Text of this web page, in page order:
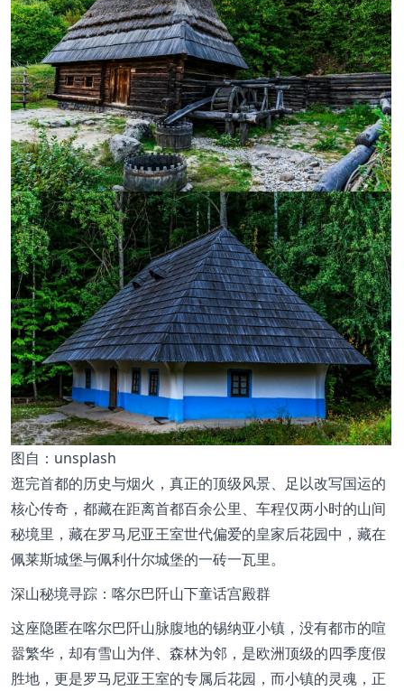
图自：unsplash
逛完首都的历史与烟火，真正的顶级风景、足以改写国运的
核心传奇，都藏在距离首都百余公里、车程仅两小时的山间
秘境里，藏在罗马尼亚王室世代偏爱的皇家后花园中，藏在
佩莱斯城堡与佩利什尔城堡的一砖一瓦里。
深山秘境寻踪：喀尔巴阡山下童话宫殿群
这座隐匿在喀尔巴阡山脉腹地的锡纳亚小镇，没有都市的喧
嚣繁华，却有雪山为伴、森林为邻，是欧洲顶级的四季度假
胜地，更是罗马尼亚王室的专属后花园，而小镇的灵魂，正